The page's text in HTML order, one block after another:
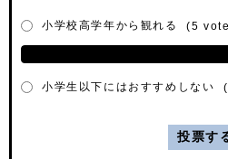
小学校高学年から観れる (5
小学生以下にはおすすめしない
投票す